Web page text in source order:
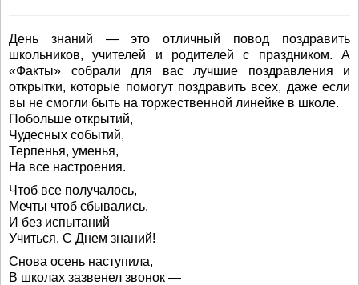
День знаний — это отличный повод поздравить
школьников, учителей и родителей с праздником. А
«Факты» собрали для вас лучшие поздравления и
открытки, которые помогут поздравить всех, даже если
вы не смогли быть на торжественной линейке в школе.
Побольше открытий,
Чудесных событий,
Терпенья, уменья,
На все настроения.
Чтоб все получалось,
Мечты чтоб сбывались.
И без испытаний
Учиться. С Днем знаний!
Снова осень наступила,
В школах зазвенел звонок —